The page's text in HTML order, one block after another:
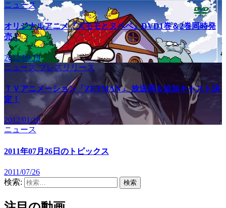
ニュース
オリジナルアニメ『ズモモとヌペペ』DVD1巻＆2巻同時発
売！
2012/09/19
ニュース プレスリリース
ＴＶアニメーション「ZETMAN」 放送局＆追加キャスト決
定！
2012/01/10
ニュース
2011年07月26日のトピックス
2011/07/26
検索: